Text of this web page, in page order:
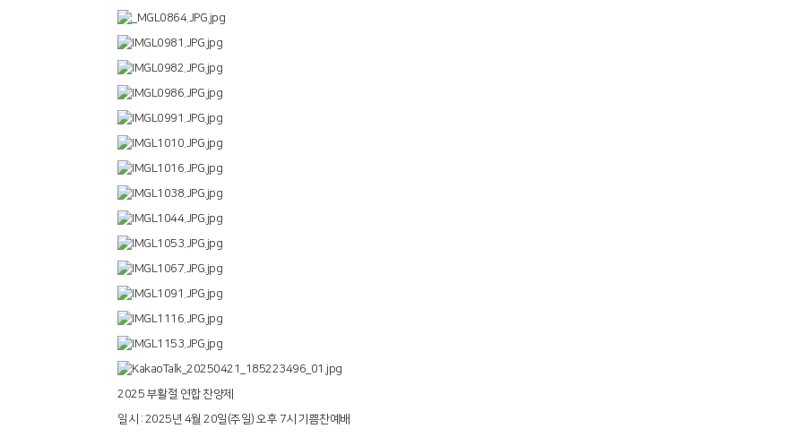
2025 부활절 연합 찬양제
일시 : 2025년 4월 20일(주일) 오후 7시 기쁨찬예배